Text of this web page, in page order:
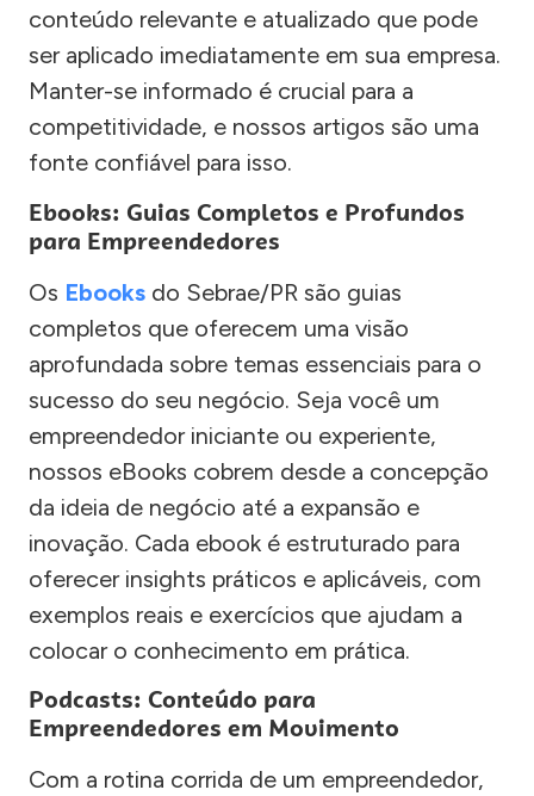
conteúdo relevante e atualizado que pode
ser aplicado imediatamente em sua empresa.
Manter-se informado é crucial para a
competitividade, e nossos artigos são uma
fonte confiável para isso.
Ebooks: Guias Completos e Profundos
para Empreendedores
Os Ebooks do Sebrae/PR são guias
completos que oferecem uma visão
aprofundada sobre temas essenciais para o
sucesso do seu negócio. Seja você um
empreendedor iniciante ou experiente,
nossos eBooks cobrem desde a concepção
da ideia de negócio até a expansão e
inovação. Cada ebook é estruturado para
oferecer insights práticos e aplicáveis, com
exemplos reais e exercícios que ajudam a
colocar o conhecimento em prática.
Podcasts: Conteúdo para
Empreendedores em Movimento
Com a rotina corrida de um empreendedor,